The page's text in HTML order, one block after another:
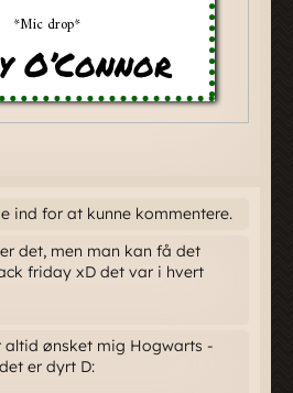
ind for at kunne kommentere.
det, men man kan få det
friday xD det var i hvert
altid ønsket mig Hogwarts -
er dyrt D: